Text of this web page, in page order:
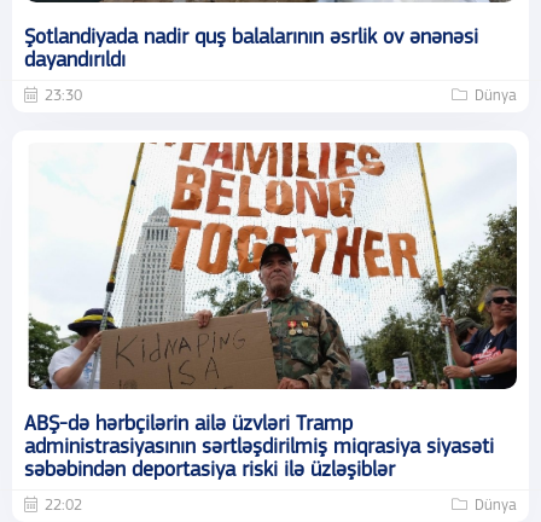
Şotlandiyada nadir quş balalarının əsrlik ov ənənəsi
dayandırıldı
23:30 Dünya
ABŞ-də hərbçilərin ailə üzvləri Tramp
administrasiyasının sərtləşdirilmiş miqrasiya siyasəti
səbəbindən deportasiya riski ilə üzləşiblər
22:02 Dünya